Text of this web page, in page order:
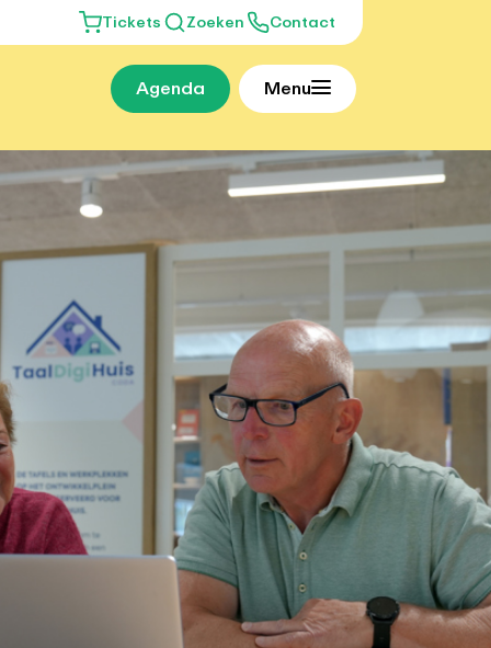
Tickets Zoeken Contact
Agenda Menu